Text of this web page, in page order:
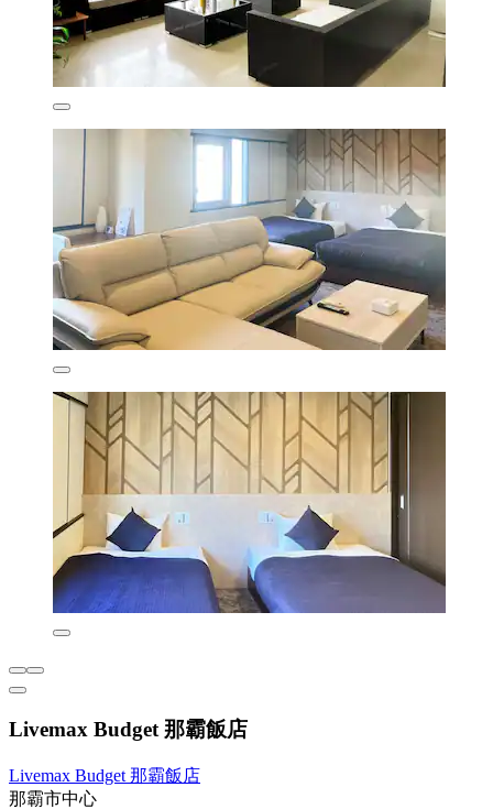
Livemax Budget 那霸飯店
Livemax Budget 那霸飯店
那霸市中心